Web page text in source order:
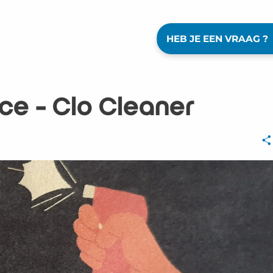
HEB JE EEN VRAAG ?
- Clo Cleaner